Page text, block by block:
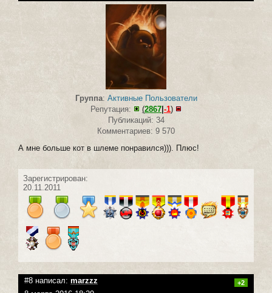
Группа: Активные Пользователи
Репутация:
(2867 -1)
Публикаций: 34
Комментариев: 9 570
А мне больше кот в шлеме понравился))). Плюс!
Зарегистрирован:
20.11.2011
#8 написал: marzzz +2